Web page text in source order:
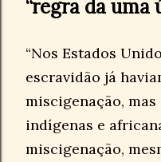
“regra da uma
“Nos Estados
escravidão já
miscigenação,
indígenas e
miscigenação,